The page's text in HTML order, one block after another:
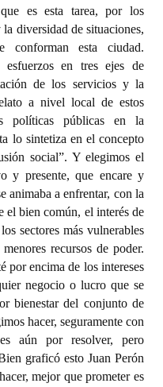
es esta tarea, por los
diversidad de situaciones,
esta ciudad.
esfuerzos en tres ejes de
de los servicios y la
a nivel local de estos
políticas públicas en la
lo sintetiza en el concepto
social”. Y elegimos el
y presente, que encare y
animaba a enfrentar, con la
el bien común, el interés de
sectores más vulnerables
recursos de poder.
por encima de los intereses
negocio o lucro que se
bienestar del conjunto de
hacer, seguramente con
aún por resolver, pero
graficó esto Juan Perón
mejor que prometer es